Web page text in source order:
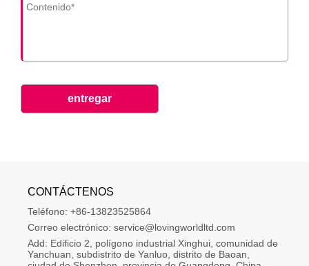
entregar
CONTÁCTENOS
Teléfono: +86-13823525864
Correo electrónico: service@lovingworldltd.com
Add: Edificio 2, polígono industrial Xinghui, comunidad de
Yanchuan, subdistrito de Yanluo, distrito de Baoan,